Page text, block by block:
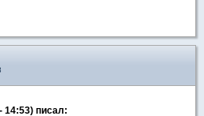
14:53) писал: